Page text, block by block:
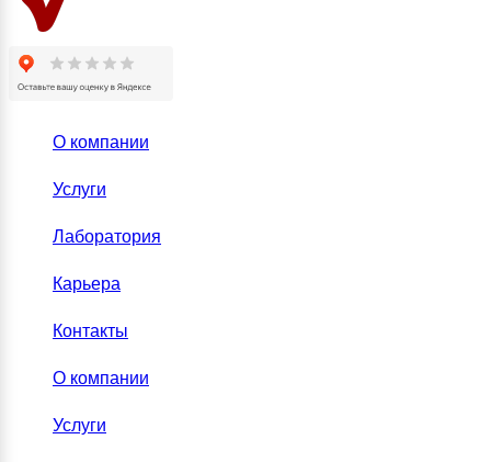
О компании
Услуги
Лаборатория
Карьера
Контакты
О компании
Услуги